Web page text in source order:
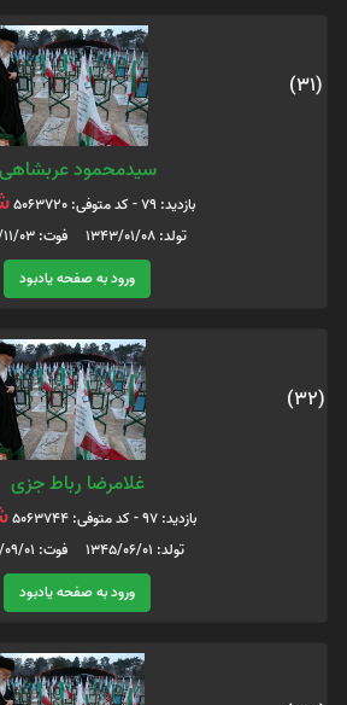
(31)
سیدمحمود عربشاهی
بازدید: 79 - کد متوفی: 5063720
تولد: 1343/01/08 فوت: 1366/11/03
ورود به صفحه یادبود
(32)
غلامرضا رباط جزی
بازدید: 97 - کد متوفی: 5063744
تولد: 1345/06/01 فوت: 1366/09/01
ورود به صفحه یادبود